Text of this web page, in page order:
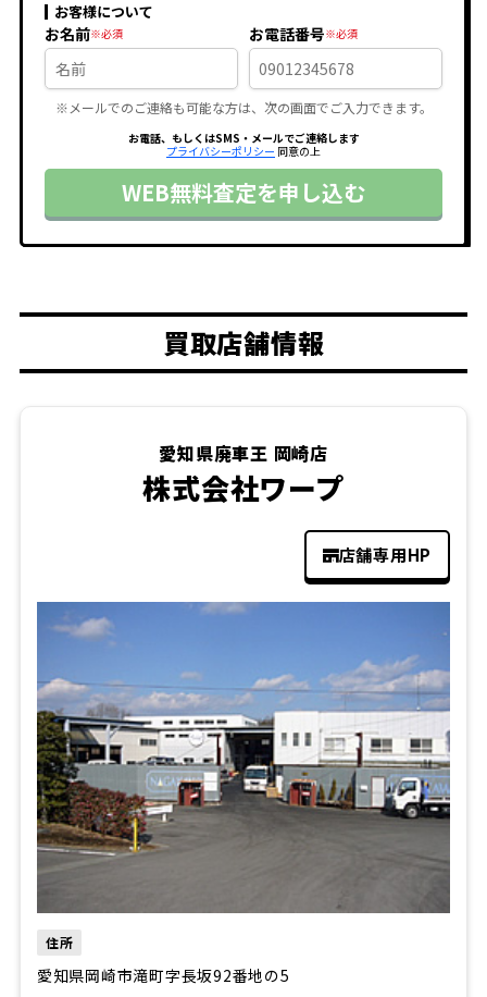
お客様について
お名前 お電話番号
※メールでのご連絡も可能な方は、次の画面でご入力できます。
お電話、もしくはSMS・メールでご連絡します
プライバシーポリシー 同意の上
WEB無料査定を申し込む
買取店舗情報
愛知県廃車王 岡崎店
株式会社ワープ
店舗専用HP
住所
愛知県岡崎市滝町字長坂92番地の5